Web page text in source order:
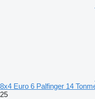
8x4 Euro 6 Palfinger 14
25